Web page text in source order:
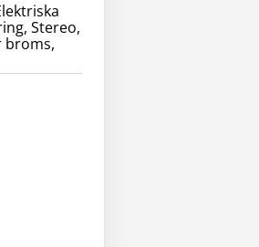
Stereo,
broms,